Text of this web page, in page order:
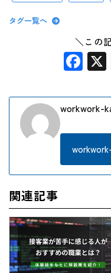
タグ一覧へ
＼この
workwork-
関連記事